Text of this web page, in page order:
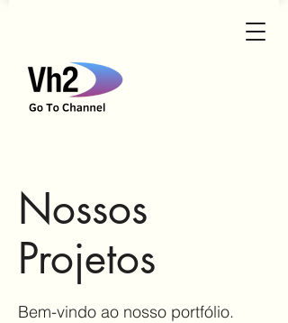
Nossos
Projetos
Bem-vindo ao nosso portfólio.